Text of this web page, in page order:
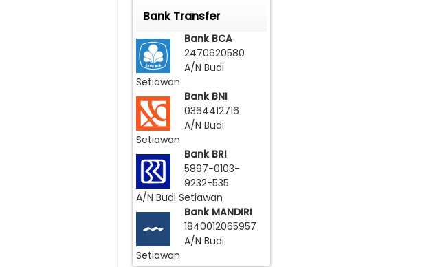
Bank Transfer
Bank BCA
2470620580
A/N Budi
Setiawan
Bank BNI
0364412716
A/N Budi
Setiawan
Bank BRI
5897-0103-
9232-535
A/N Budi Setiawan
Bank MANDIRI
1840012065957
A/N Budi
Setiawan